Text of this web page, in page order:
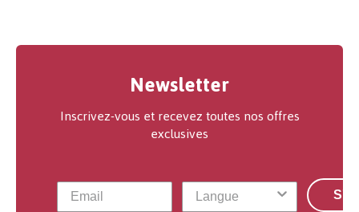
Newsletter
Inscrivez-vous et recevez toutes nos offres
exclusives